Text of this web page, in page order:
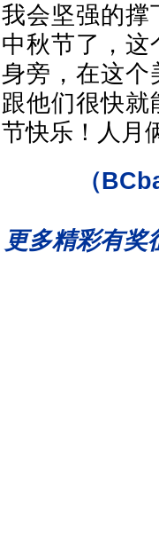
我会坚强的撑
中秋节了，这
身旁，在这个
跟他们很快
节快乐！人月
（
更多精彩有奖